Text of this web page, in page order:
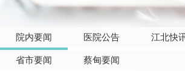
院内要闻 医院公告 江北快
省市要闻 蔡甸要闻